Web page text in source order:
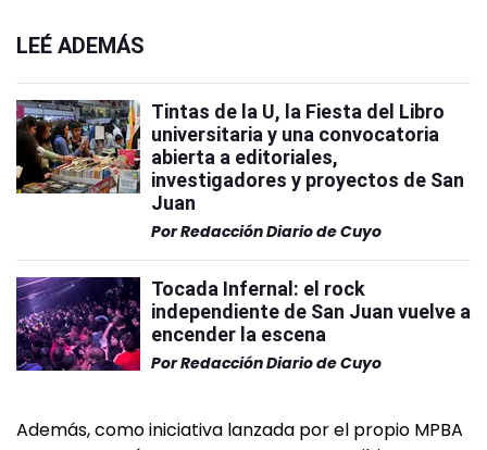
LEÉ ADEMÁS
Tintas de la U, la Fiesta del Libro
universitaria y una convocatoria
abierta a editoriales,
investigadores y proyectos de San
Juan
PorRedacción Diario de Cuyo
Tocada Infernal: el rock
independiente de San Juan vuelve a
encender la escena
PorRedacción Diario de Cuyo
Además, como iniciativa lanzada por el propio MPBA